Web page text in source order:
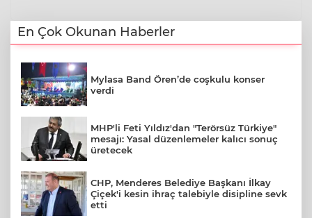
En Çok Okunan Haberler
Mylasa Band Ören’de coşkulu konser
verdi
MHP'li Feti Yıldız'dan "Terörsüz Türkiye"
mesajı: Yasal düzenlemeler kalıcı sonuç
üretecek
CHP, Menderes Belediye Başkanı İlkay
Çiçek'i kesin ihraç talebiyle disipline sevk
etti